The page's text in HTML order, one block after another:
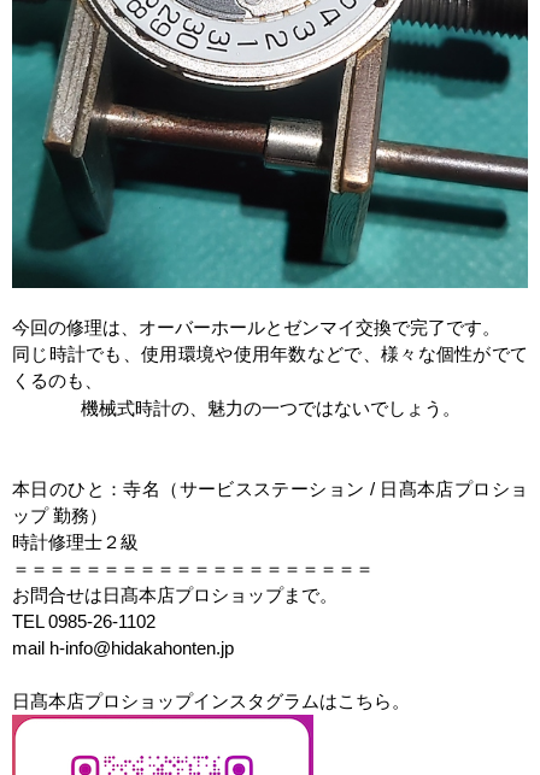
今回の修理は、オーバーホールとゼンマイ交換で完了です。
同じ時計でも、使用環境や使用年数などで、様々な個性がでて
くるのも、
機械式時計の、魅力の一つではないでしょう。
本日のひと：寺名（サービスステーション / 日髙本店プロショ
ップ 勤務）
時計修理士２級
＝＝＝＝＝＝＝＝＝＝＝＝＝＝＝＝＝＝＝＝
お問合せは日髙本店プロショップまで。
TEL 0985-26-1102
mail h-info@hidakahonten.jp
日髙本店プロショップインスタグラムはこちら。